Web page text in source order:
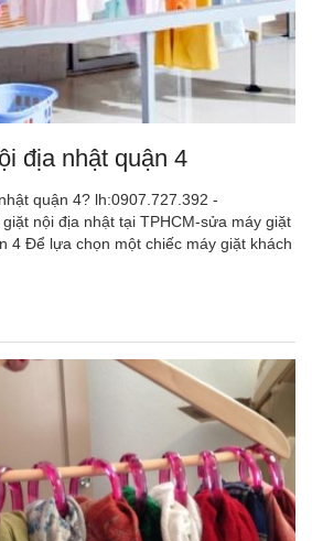
địa nhật quận 4
quận 4? lh:0907.727.392 -
nội địa nhật tại TPHCM-sửa máy giặt
4 Để lựa chọn một chiếc máy giặt khách